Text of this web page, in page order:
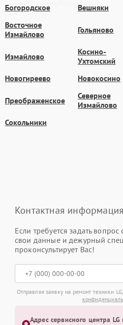
Богородское Вешняки
Восточное
Измайлово
Гольяново
Измайлово
Косино-
Ухтомский
Новогиреево Новокосино
Преображенское
Северное
Измайлово
Сокольники
Контактная информация
Если требуется задать вопрос
свои данные и дежурный
проконсультирует Вас!
Отправляя заявку на ремонт техники
Адрес сервисного центра